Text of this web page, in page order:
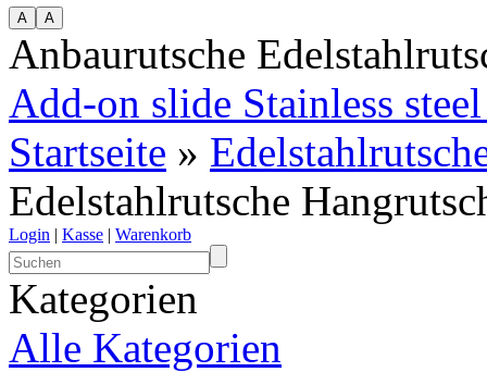
Anbaurutsche
Add-on slide Stainless
Startseite »
Edelstahlrutsche
Login | Kasse | Warenkorb
Kategorien
Alle Kategorien